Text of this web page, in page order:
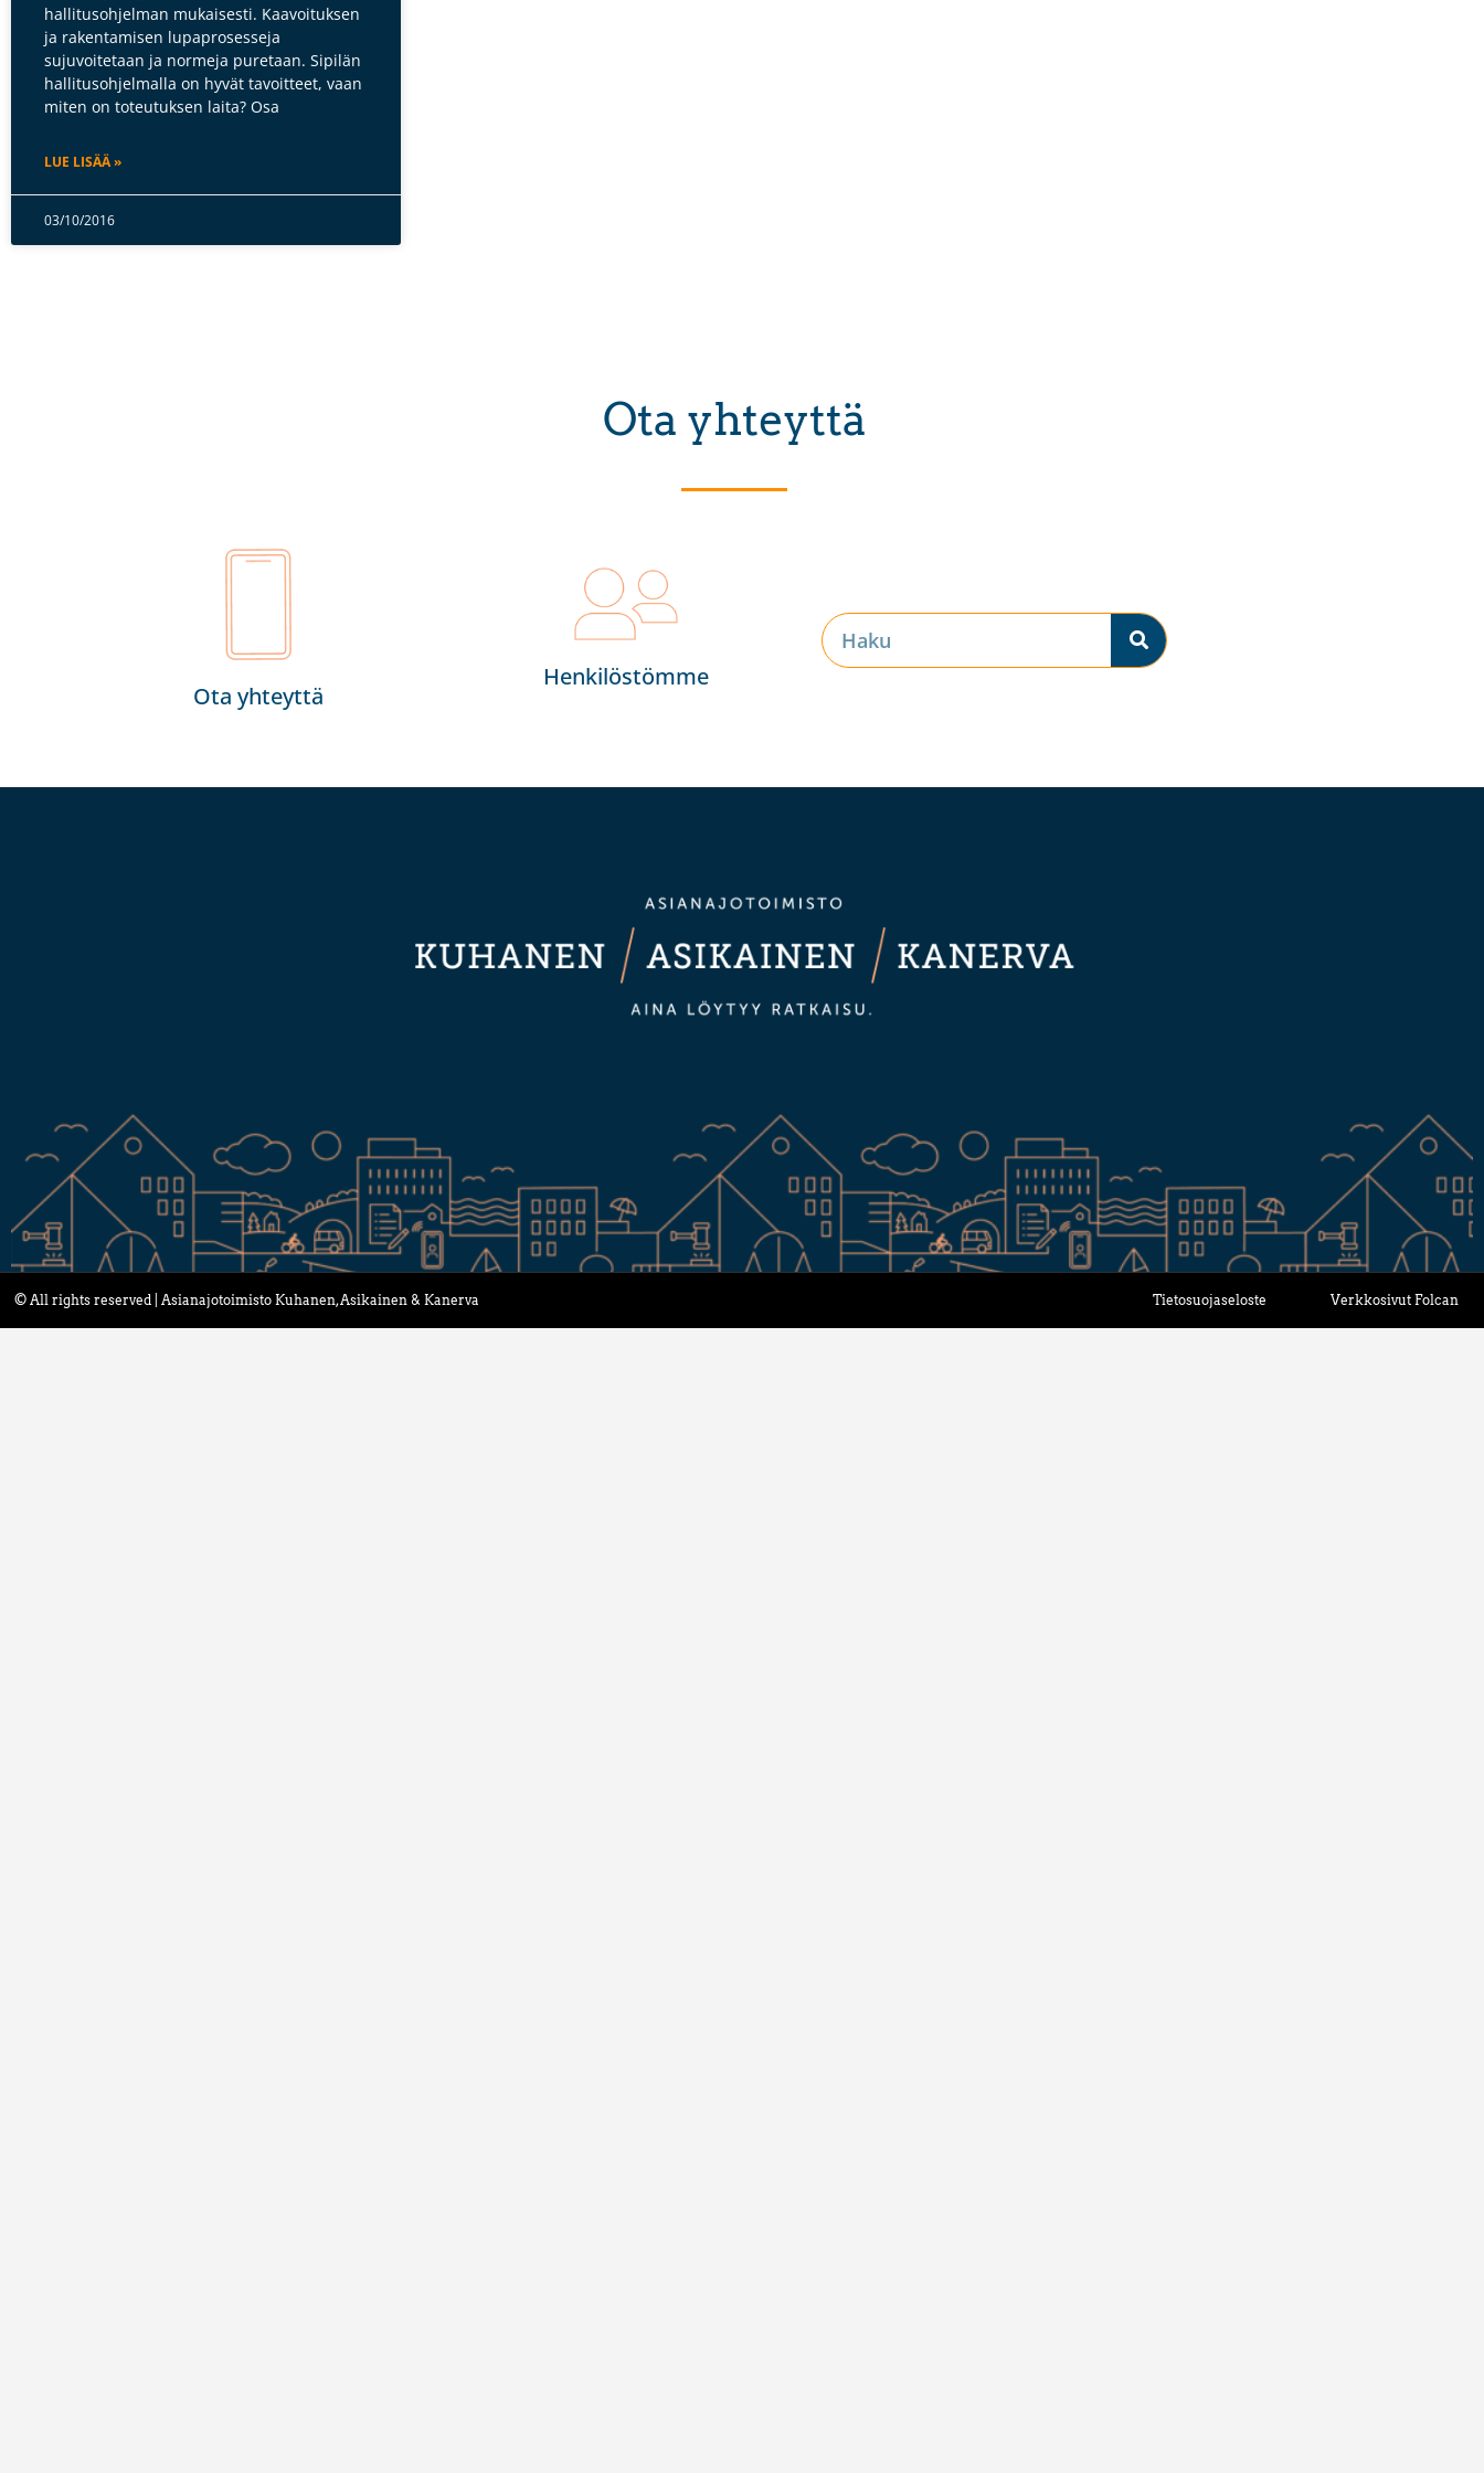
hallitusohjelman mukaisesti. Kaavoituksen
ja rakentamisen lupaprosesseja
sujuvoitetaan ja normeja puretaan. Sipilän
hallitusohjelmalla on hyvät tavoitteet, vaan
miten on toteutuksen laita? Osa
LUE LISÄÄ »
03/10/2016
Ota yhteyttä
Ota yhteyttä
Henkilöstömme
© All rights reserved | Asianajotoimisto Kuhanen, Asikainen & Kanerva Tietosuojaseloste Verkkosivut Folcan